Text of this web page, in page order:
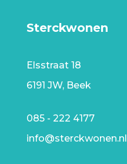
Sterckwonen
Elsstraat 18
6191 JW, Beek
085 - 222 4177
info@sterckwonen.nl